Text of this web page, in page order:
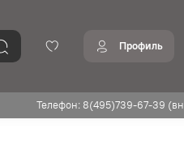
Профиль
Телефон: 8(495)739-67-39